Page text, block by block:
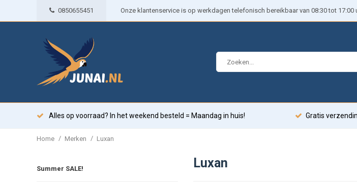
0850655451 Onze klantenservice is op werkdagen telefonisch bereikbaar van 08:30 tot 17:00
Alles op voorraad? In het weekend besteld = Maandag in huis! Gratis
Home / Merken / Luxan
Summer SALE! Luxan